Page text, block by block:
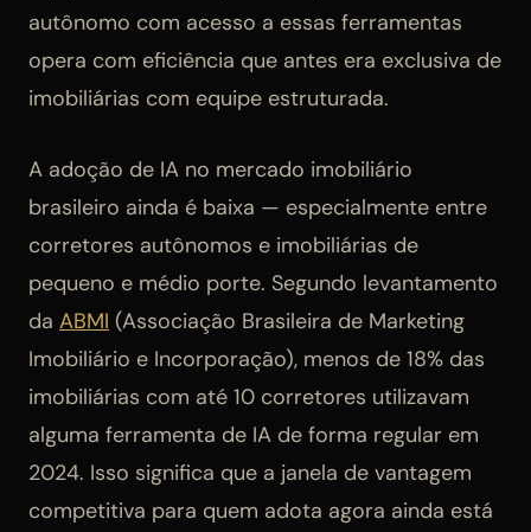
autônomo com acesso a essas ferramentas
opera com eficiência que antes era exclusiva de
imobiliárias com equipe estruturada.
A adoção de IA no mercado imobiliário
brasileiro ainda é baixa — especialmente entre
corretores autônomos e imobiliárias de
pequeno e médio porte. Segundo levantamento
da ABMI (Associação Brasileira de Marketing
Imobiliário e Incorporação), menos de 18% das
imobiliárias com até 10 corretores utilizavam
alguma ferramenta de IA de forma regular em
2024. Isso significa que a janela de vantagem
competitiva para quem adota agora ainda está